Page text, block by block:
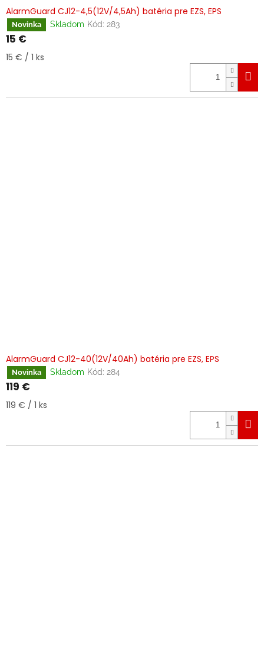
AlarmGuard CJ12-4,5(12V/4,5Ah) batéria pre EZS, EPS
Novinka Skladom Kód: 283
15 €
Jednotková
15 € / 1 ks
AlarmGuard CJ12-40(12V/40Ah) batéria pre EZS, EPS
Novinka Skladom Kód: 284
119 €
Jednotková
119 € / 1 ks